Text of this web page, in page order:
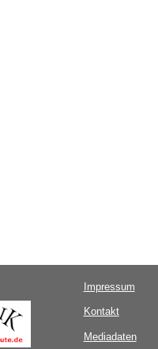
Impressum
Kontakt
Mediadaten